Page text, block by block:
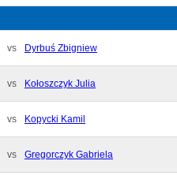
vs Dyrbuś Zbigniew
vs Kołoszczyk Julia
vs Kopycki Kamil
vs Gregorczyk Gabriela